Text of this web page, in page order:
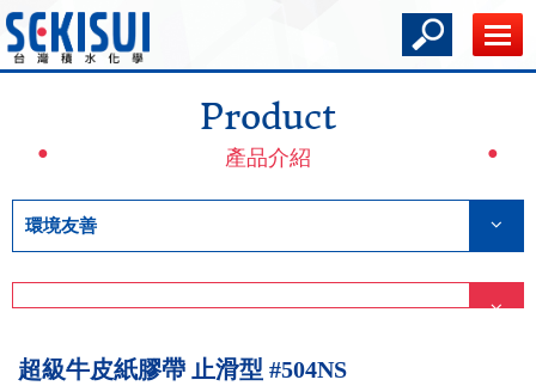
Product
產品介紹
環境友善
超級牛皮紙膠帶 止滑型 #504NS